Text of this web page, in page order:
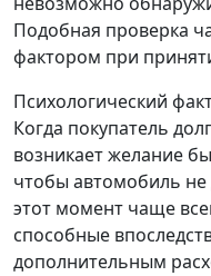
Подобная проверка
фактором при
Психологический
Когда покупатель
возникает желание
чтобы автомобиль не
этот момент чаще
способные
дополнительным